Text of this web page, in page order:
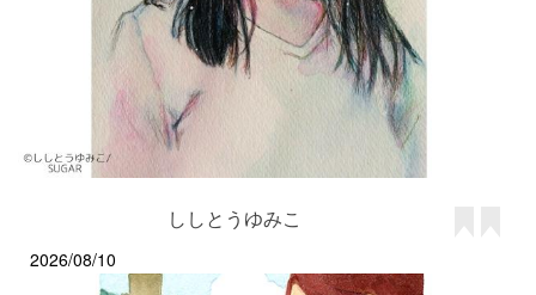
ししとうゆみこ
2026/08/10